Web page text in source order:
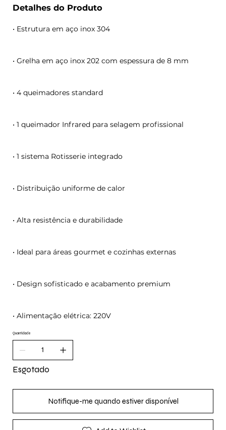
Detalhes do Produto
• Estrutura em aço inox 304
• Grelha em aço inox 202 com espessura de 8 mm
• 4 queimadores standard
• 1 queimador Infrared para selagem profissional
• 1 sistema Rotisserie integrado
• Distribuição uniforme de calor
• Alta resistência e durabilidade
• Ideal para áreas gourmet e cozinhas externas
• Design sofisticado e acabamento premium
• Alimentação elétrica: 220V
Quantidade
Esgotado
Notifique-me quando estiver disponível